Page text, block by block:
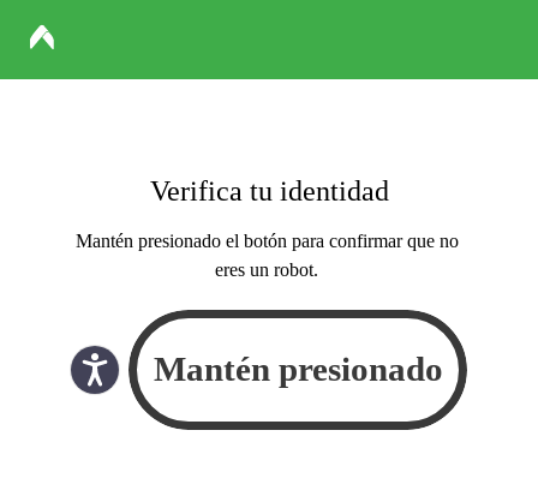
Verifica tu identidad
Mantén presionado el botón para confirmar que no
eres un robot.